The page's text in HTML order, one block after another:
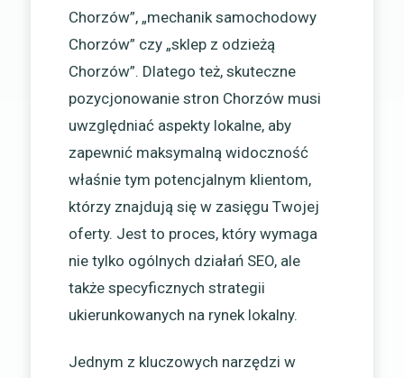
Chorzów”, „mechanik samochodowy
Chorzów” czy „sklep z odzieżą
Chorzów”. Dlatego też, skuteczne
pozycjonowanie stron Chorzów musi
uwzględniać aspekty lokalne, aby
zapewnić maksymalną widoczność
właśnie tym potencjalnym klientom,
którzy znajdują się w zasięgu Twojej
oferty. Jest to proces, który wymaga
nie tylko ogólnych działań SEO, ale
także specyficznych strategii
ukierunkowanych na rynek lokalny.
Jednym z kluczowych narzędzi w